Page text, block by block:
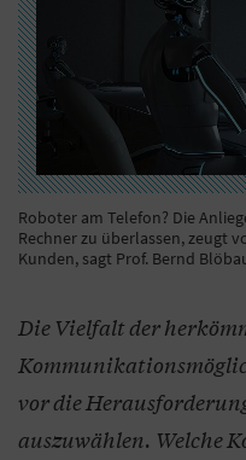
Roboter am Telefon? Die
Rechner zu überlassen, zeugt
Kunden, sagt Prof. Bernd
Die Vielfalt der
vor die
auszuwählen. Welche